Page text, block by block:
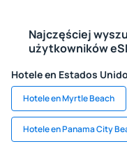
Najczęściej
użytkowników
Hotele en Estados
Hotele en Myrtle Beach
Hotele en Panama City